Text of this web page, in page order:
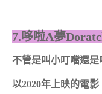
7.哆啦A夢
不管是叫小叮噹還
以2020年上映的電